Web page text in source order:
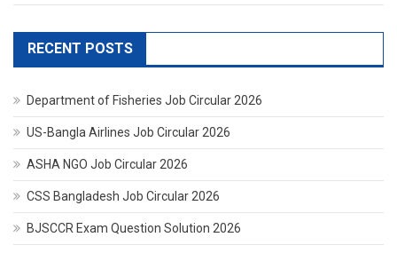
RECENT POSTS
Department of Fisheries Job Circular 2026
US-Bangla Airlines Job Circular 2026
ASHA NGO Job Circular 2026
CSS Bangladesh Job Circular 2026
BJSCCR Exam Question Solution 2026